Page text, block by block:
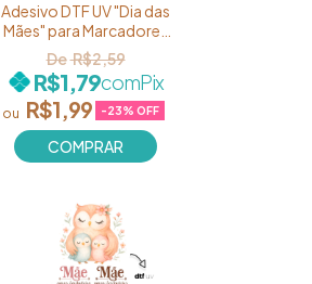
Adesivo DTF UV "Dia das
Mães" para Marcadores
de Página - Estampa
"Mãe + Patinhos" Ref.
057
R$1,99 -23% OFF
R$2,59
R$1,79comPix